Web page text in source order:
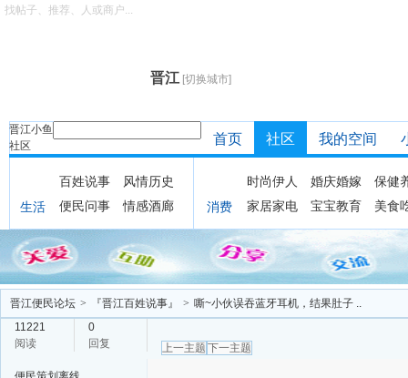
晋江 [切换城市]
晋江小鱼
社区
找帖子、推荐、人或商户...
首页 社区 我的空间
生活
百姓说事
风情历史
便民问事
情感酒廊 消费
时尚伊人 婚庆婚嫁
保健
家居家电
宝宝教育 美食
晋江便民论坛 > 『晋江百姓说事』 > 嘶~小伙误吞蓝牙耳机，结果肚子 ..
11221
阅读
0
回复
上一主题 下一主题